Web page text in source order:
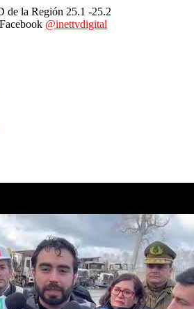
de la Región 25.1 -25.2
@inettvdigital